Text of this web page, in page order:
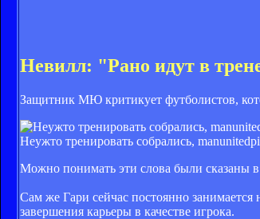
Невилл: "Рано идут в
Защитник МЮ критикует футболистов,
Неужто тренировать собрались,
Можно понимать эти слова были сказаны
Сам же Гари сейчас постоянно занимается
завершения карьеры в качестве игрока.